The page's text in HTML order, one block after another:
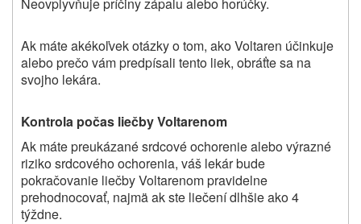
Ak máte akékoľvek otázky o tom, ako Voltaren účinkuje
alebo prečo vám predpísali tento liek, obráťte sa na
svojho lekára.
Kontrola počas liečby Voltarenom
Ak máte preukázané srdcové ochorenie alebo výrazné
riziko srdcového ochorenia, váš lekár bude
pokračovanie liečby Voltarenom pravidelne
prehodnocovať, najmä ak ste liečení dlhšie ako 4
týždne.